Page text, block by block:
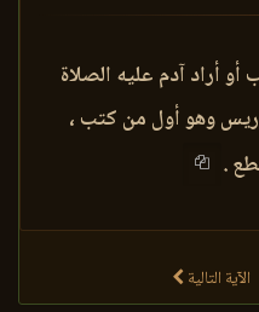
أراد آدم عليه الصلاة
وهو أول من كتب ،
.
الآية التالية